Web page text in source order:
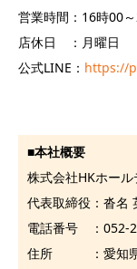
営業時間：16時00
店休日 ：月曜日
公式LINE： https://
■本社概要
株式会社HKホール
代表取締役：沓名
電話番号 ：052-
住所 ：愛知県名